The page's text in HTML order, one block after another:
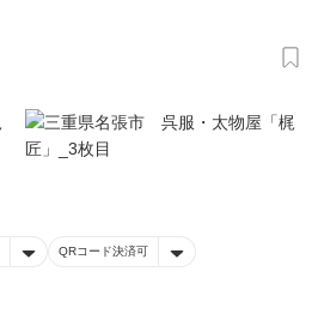
QRコード決済可